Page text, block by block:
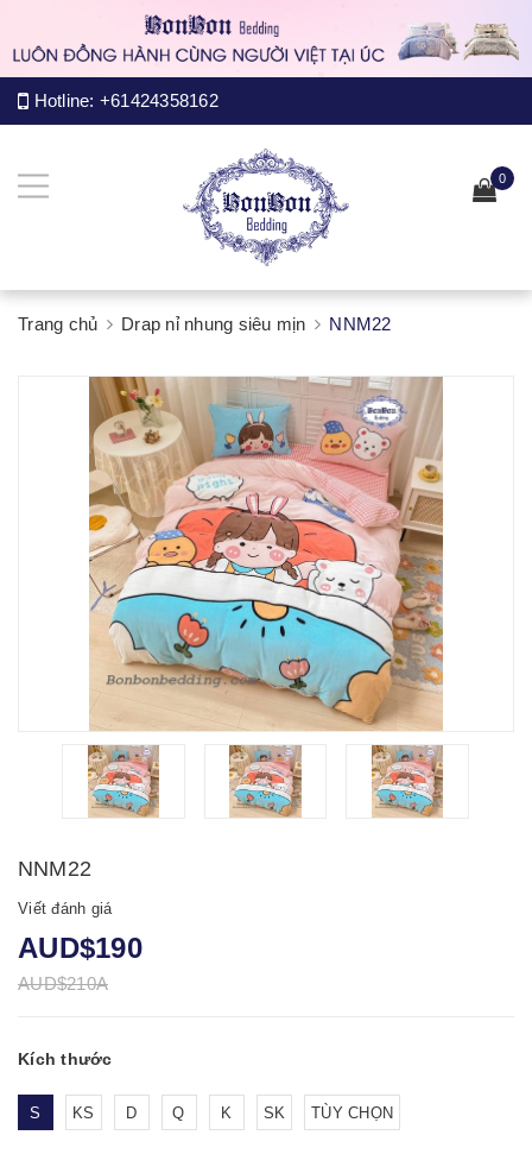
Hotline: +61424358162
0
Trang chủ Drap nỉ nhung siêu mịn NNM22
NNM22
Viết đánh giá
AUD$190
AUD$210A
Kích thước
S KS D Q K SK TÙY CHỌN